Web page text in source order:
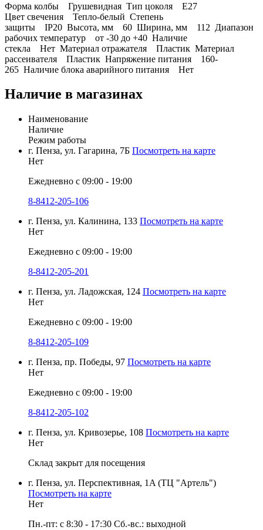
Форма колбы Грушевидная Тип цоколя E27
Цвет свечения Тепло-белый Степень
защиты IP20 Высота, мм 60 Ширина, мм 112 Диапазон
рабочих температур от -30 до +40 Наличие
стекла Нет Материал отражателя Пластик Материал
рассеивателя Пластик Напряжение питания 160-
265 Наличие блока аварийного питания Нет
Наличие в магазинах
Наименование
Наличие
Режим работы
г. Пенза, ул. Гагарина, 7Б Посмотреть на карте
Нет
Ежедневно с 09:00 - 19:00
8-8412-205-106
г. Пенза, ул. Калинина, 133 Посмотреть на карте
Нет
Ежедневно с 09:00 - 19:00
8-8412-205-201
г. Пенза, ул. Ладожская, 124 Посмотреть на карте
Нет
Ежедневно с 09:00 - 19:00
8-8412-205-109
г. Пенза, пр. Победы, 97 Посмотреть на карте
Нет
Ежедневно с 09:00 - 19:00
8-8412-205-102
г. Пенза, ул. Кривозерье, 108 Посмотреть на карте
Нет
Склад закрыт для посещения
г. Пенза, ул. Перспективная, 1A (ТЦ "Артель")
Посмотреть на карте
Нет
Пн.-пт: с 8:30 - 17:30 Сб.-вс.: выходной